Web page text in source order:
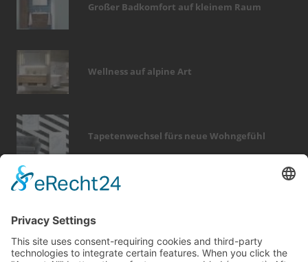
Großer Badkomfort auf kleinem Raum
Wellness auf alpine Art
Tapetenwechsel fürs neue Wohngefühl
hausbau sicherheit wellness smart home